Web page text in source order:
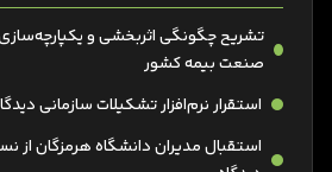
تشریح چگونگی اثربخشی و یکپارچه‌سازی
صنعت بیمه کشور
استقرار نرم‌افزار تشکیلات سازمانی
استقبال مدیران دانشگاه هرمزگان از